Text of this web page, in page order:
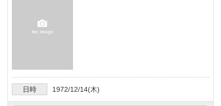
日時 1972/12/14(木)